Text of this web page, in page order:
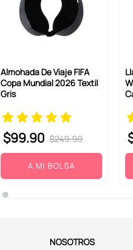
Almohada De Viaje FIFA
Copa Mundial 2026 Textil
Gris
$249.90
$99.90
A MI BOLSA
NOSOTROS